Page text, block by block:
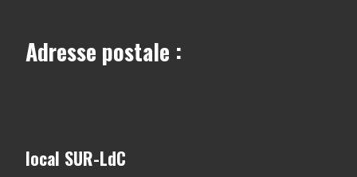
Adresse postale :
local SUR-LdC